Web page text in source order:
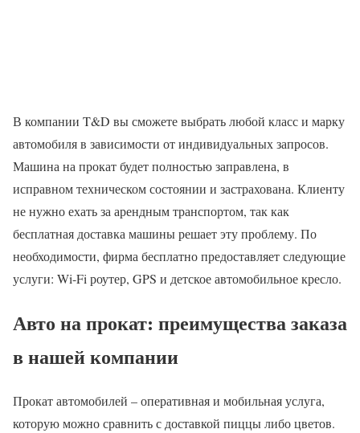
В компании T&D вы сможете выбрать любой класс и марку
автомобиля в зависимости от индивидуальных запросов.
Машина на прокат будет полностью заправлена, в
исправном техническом состоянии и застрахована. Клиенту
не нужно ехать за арендным транспортом, так как
бесплатная доставка машины решает эту проблему. По
необходимости, фирма бесплатно предоставляет следующие
услуги: Wi-Fi роутер, GPS и детское автомобильное кресло.
Авто на прокат: преимущества заказа
в нашей компании
Прокат автомобилей – оперативная и мобильная услуга,
которую можно сравнить с доставкой пиццы либо цветов.